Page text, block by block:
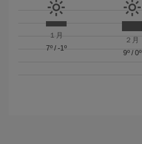
１月
7º/ -1º
２月
9º/ 0º